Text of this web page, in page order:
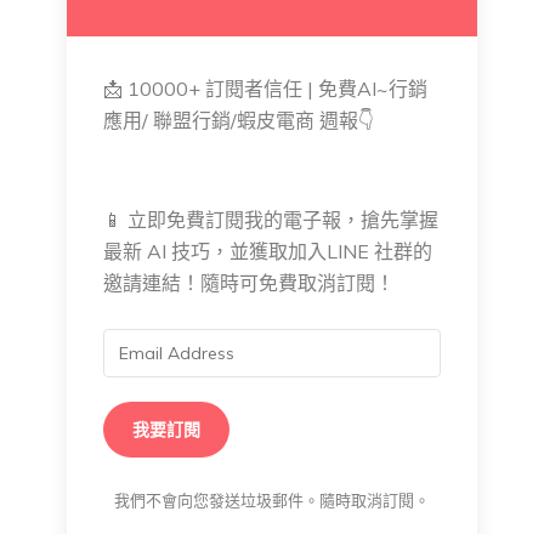
📩 10000+ 訂閱者信任 | 免費AI~行銷
應用/ 聯盟行銷/蝦皮電商 週報👇
📱 立即免費訂閱我的電子報，搶先掌握
最新 AI 技巧，並獲取加入LINE 社群的
邀請連結！隨時可免費取消訂閱！
我要訂閱
我們不會向您發送垃圾郵件。隨時取消訂閱。